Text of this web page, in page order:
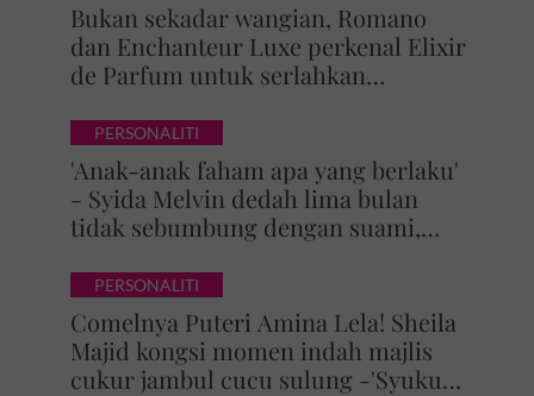
Bukan sekadar wangian, Romano
dan Enchanteur Luxe perkenal Elixir
de Parfum untuk serlahkan
PERSONALITI
'Anak-anak faham apa yang berlaku'
- Syida Melvin dedah lima bulan
tidak sebumbung dengan suami,
PERSONALITI
Comelnya Puteri Amina Lela! Sheila
Majid kongsi momen indah majlis
cukur jambul cucu sulung -'Syukur